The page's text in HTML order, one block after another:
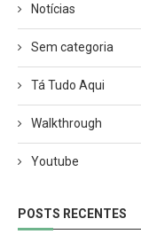
Notícias
Sem categoria
Tá Tudo Aqui
Walkthrough
Youtube
POSTS RECENTES